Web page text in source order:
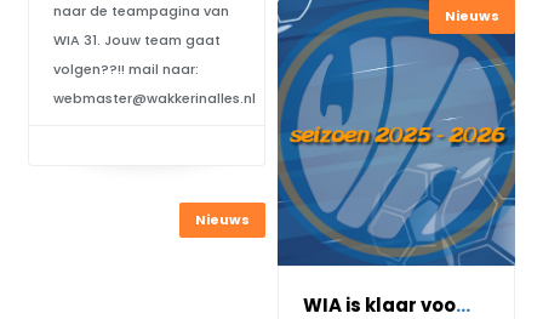
naar de teampagina van
WIA 31. Jouw team gaat
volgen??!! mail naar:
webmaster@wakkerinalles.nl
Nieuws
WIA is klaar voor het nieuwe seizoen
Nieuws